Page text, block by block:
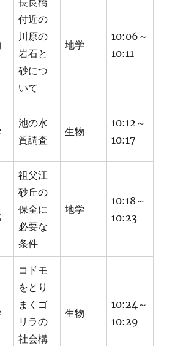
付近の
川原の
岩石と
砂につ
いて
地学
10:06～
10:11
池の水
質調査
生物
10:12～
10:17
祖父江
砂丘の
保全に
必要な
条件
地学
10:18～
10:23
コドモ
をとり
まくゴ
リラの
社会構
生物
10:24～
10:29